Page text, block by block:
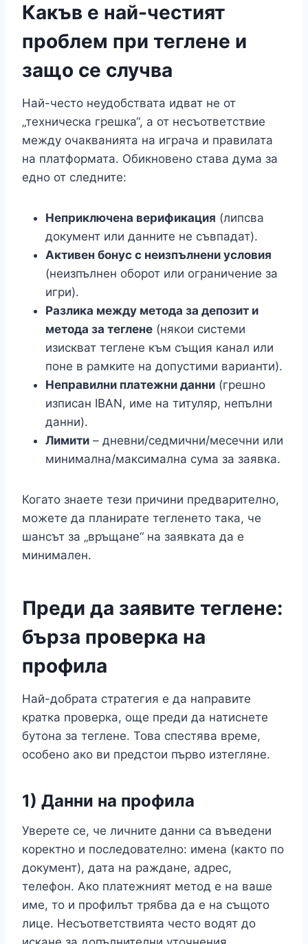
Какъв е най-честият
проблем при теглене и
защо се случва
Най-често неудобствата идват не от
„техническа грешка“, а от несъответствие
между очакванията на играча и правилата
на платформата. Обикновено става дума за
едно от следните:
Неприключена верификация (липсва
документ или данните не съвпадат).
Активен бонус с неизпълнени условия
(неизпълнен оборот или ограничение за
игри).
Разлика между метода за депозит и
метода за теглене (някои системи
изискват теглене към същия канал или
поне в рамките на допустими варианти).
Неправилни платежни данни (грешно
изписан IBAN, име на титуляр, непълни
данни).
Лимити – дневни/седмични/месечни или
минимална/максимална сума за заявка.
Когато знаете тези причини предварително,
можете да планирате тегленето така, че
шансът за „връщане“ на заявката да е
минимален.
Преди да заявите теглене:
бърза проверка на
профила
Най-добрата стратегия е да направите
кратка проверка, още преди да натиснете
бутона за теглене. Това спестява време,
особено ако ви предстои първо изтегляне.
1) Данни на профила
Уверете се, че личните данни са въведени
коректно и последователно: имена (както по
документ), дата на раждане, адрес,
телефон. Ако платежният метод е на ваше
име, то и профилът трябва да е на същото
лице. Несъответствията често водят до